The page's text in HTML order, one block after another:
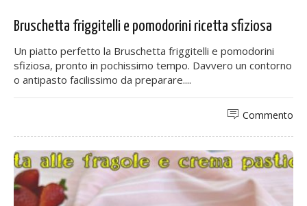
Bruschetta friggitelli e pomodorini ricetta sfiziosa
Un piatto perfetto la Bruschetta friggitelli e pomodorini
sfiziosa, pronto in pochissimo tempo. Davvero un contorno
o antipasto facilissimo da preparare....
Commento